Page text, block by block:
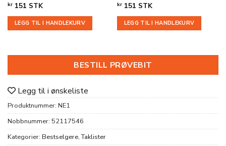
kr 151 STK
LEGG TIL I HANDLEKURV
kr151 STK
LEGG TIL I HANDLEKURV
BESTILL PRØVEBIT
Legg til i ønskeliste
Produktnummer: NE1
Nobbnummer: 52117546
Kategorier: Bestselgere,Taklister